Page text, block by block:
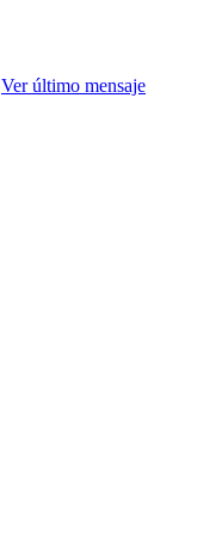
Ver último mensaje